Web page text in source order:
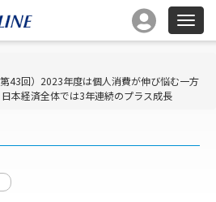
43回）2023年度は個人消費が伸び悩む一方
本経済全体では3年連続のプラス成長